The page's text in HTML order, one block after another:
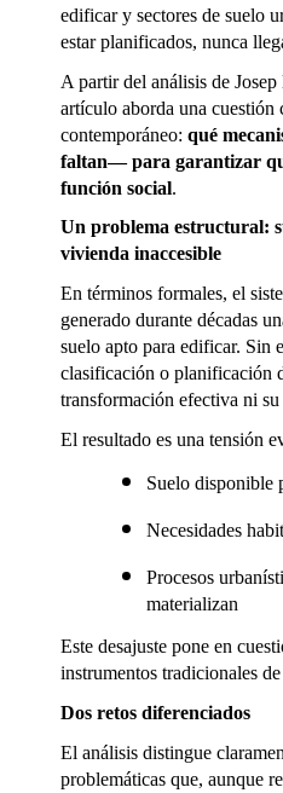
edificar y sectores de suelo
estar planificados, nunca
A partir del análisis de
artículo aborda una cuestión
contemporáneo: qué
faltan— para garantizar
función social.
Un problema estructural:
vivienda inaccesible
En términos formales, el
generado durante décadas
suelo apto para edificar. Sin
clasificación o planificación
transformación efectiva ni su
El resultado es una tensión
Suelo disponible
Necesidades
Procesos
materializan
Este desajuste pone en
instrumentos tradicionales
Dos retos diferenciados
El análisis distingue
problemáticas que, aunque